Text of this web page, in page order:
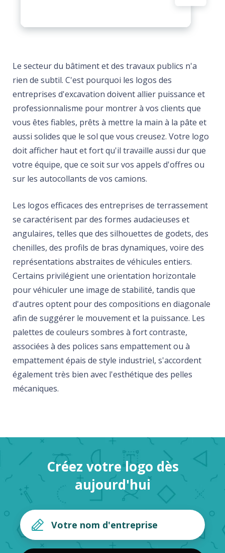
Le secteur du bâtiment et des travaux publics n'a
rien de subtil. C'est pourquoi les logos des
entreprises d'excavation doivent allier puissance et
professionnalisme pour montrer à vos clients que
vous êtes fiables, prêts à mettre la main à la pâte et
aussi solides que le sol que vous creusez. Votre logo
doit afficher haut et fort qu'il travaille aussi dur que
votre équipe, que ce soit sur vos appels d'offres ou
sur les autocollants de vos camions.
Les logos efficaces des entreprises de terrassement
se caractérisent par des formes audacieuses et
angulaires, telles que des silhouettes de godets, des
chenilles, des profils de bras dynamiques, voire des
représentations abstraites de véhicules entiers.
Certains privilégient une orientation horizontale
pour véhiculer une image de stabilité, tandis que
d'autres optent pour des compositions en diagonale
afin de suggérer le mouvement et la puissance. Les
palettes de couleurs sombres à fort contraste,
associées à des polices sans empattement ou à
empattement épais de style industriel, s'accordent
également très bien avec l'esthétique des pelles
mécaniques.
Créez votre logo dès
aujourd'hui